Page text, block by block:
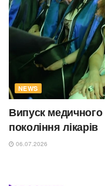
NEWS
Випуск
покоління лікарів
06.07.2026